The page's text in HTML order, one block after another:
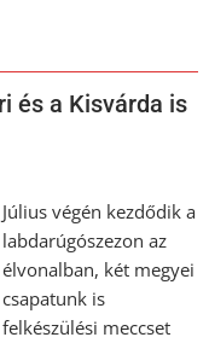
és a Kisvárda is
Július végén kezdődik a
labdarúgószezon az
élvonalban, két megyei
csapatunk is
felkészülési meccset